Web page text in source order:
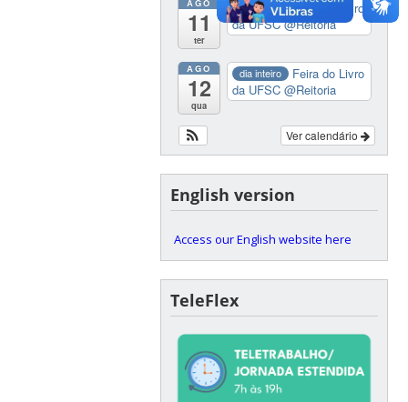
AGO
11
ter
dia inteiro
Feira do Livro
da UFSC@Reitoria
AGO
12
qua
dia inteiro
Feira do Livro
da UFSC@Reitoria
Ver calendário
English version
Access our English website here
TeleFlex